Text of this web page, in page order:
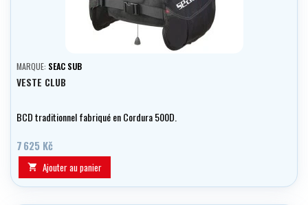
MARQUE: SEAC SUB
VESTE CLUB
BCD traditionnel fabriqué en Cordura 500D.
7 625 Kč
 Ajouter au panier